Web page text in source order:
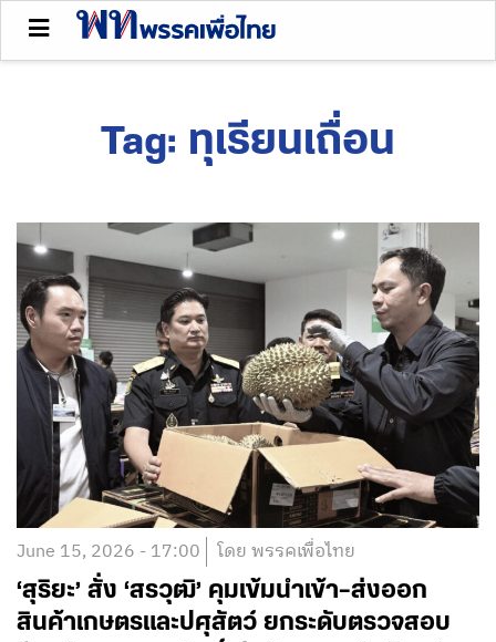
Tag: ทุเรียนเถื่อน
June 15, 2026 - 17:00 โดย พรรคเพื่อไทย
‘สุริยะ’ สั่ง ‘สรวุฒิ’ คุมเข้มนำเข้า–ส่งออก
สินค้าเกษตรและปศุสัตว์ ยกระดับตรวจสอบ